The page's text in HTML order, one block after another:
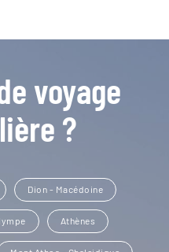
voyage
?
Dion - Macédoine
Athènes